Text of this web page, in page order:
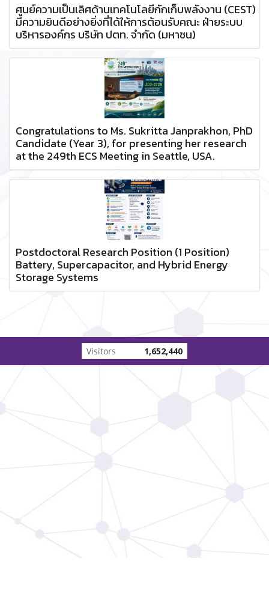
ศูนย์ความเป็นเลิศด้านเทคโนโลยีกักเก็บพลังงาน (CEST)
มีความยินดีอย่างยิ่งที่ได้ให้การต้อนรับคณะ ฝ่ายระบบ
บริหารองค์กร บริษัท ปตท. จำกัด (มหาชน)
Congratulations to Ms. Sukritta Janprakhon, PhD
Candidate (Year 3), for presenting her research
at the 249th ECS Meeting in Seattle, USA.
Postdoctoral Research Position (1 Position)
Battery, Supercapacitor, and Hybrid Energy
Storage Systems
Today's visitor 308